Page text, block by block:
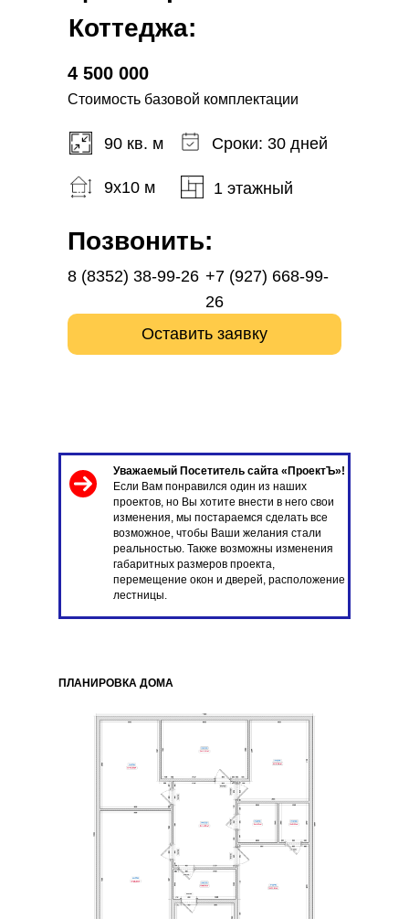
+7 (927) 668-99-
26
8 (8352) 38-99-26
Коттеджа:
Позвонить:
Оставить заявку
90 кв. м
9x10 м
Сроки: 30 дней
1 этажный
4 500 000
Стоимость базовой комплектации
Уважаемый Посетитель сайта «ПроектЪ»!
Если Вам понравился один из наших
проектов, но Вы хотите внести в него свои
изменения, мы постараемся сделать все
возможное, чтобы Ваши желания стали
реальностью. Также возможны изменения
габаритных размеров проекта,
перемещение окон и дверей, расположение
лестницы.
ПЛАНИРОВКА ДОМА